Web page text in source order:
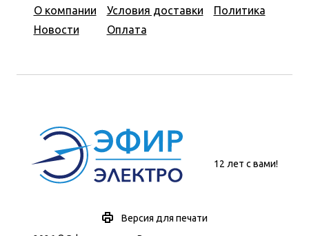
О компании
Новости
Условия доставки
Оплата
Политика
12 лет с вами!
Версия для печати